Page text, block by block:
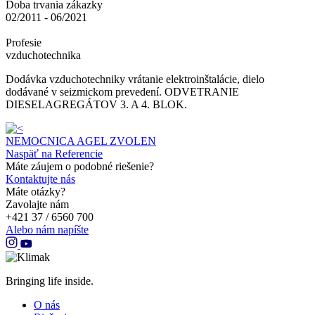
Doba trvania zákazky
02/2011 - 06/2021
Profesie
vzduchotechnika
Dodávka vzduchotechniky vrátanie elektroinštalácie, dielo
dodávané v seizmickom prevedení. ODVETRANIE
DIESELAGREGÁTOV 3. A 4. BLOK.
NEMOCNICA AGEL ZVOLEN
Naspäť na Referencie
Máte záujem o podobné riešenie?
Kontaktujte nás
Máte otázky?
Zavolajte nám
+421 37 / 6560 700
Alebo nám napíšte
Bringing life inside.
O nás